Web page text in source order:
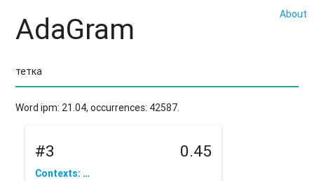
About
AdaGram
Word ipm: 21.04, occurrences: 42587.
#3 0.45
Contexts: …